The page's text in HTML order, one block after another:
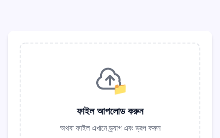
📁
ফাইল আপলোড করুন
অথবা ফাইল এখানে ড্র্যাগ এবং ড্রপ করুন